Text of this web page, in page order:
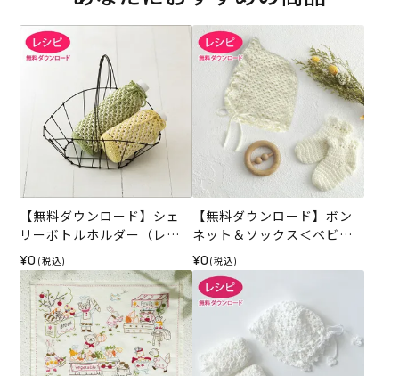
【無料ダウンロード】シェ
リーボトルホルダー（レシ
ピ）
¥0 (税込)
【無料ダウンロード】ボン
ネット＆ソックス＜ベビー
パレット＞（レシピ）
¥0 (税込)